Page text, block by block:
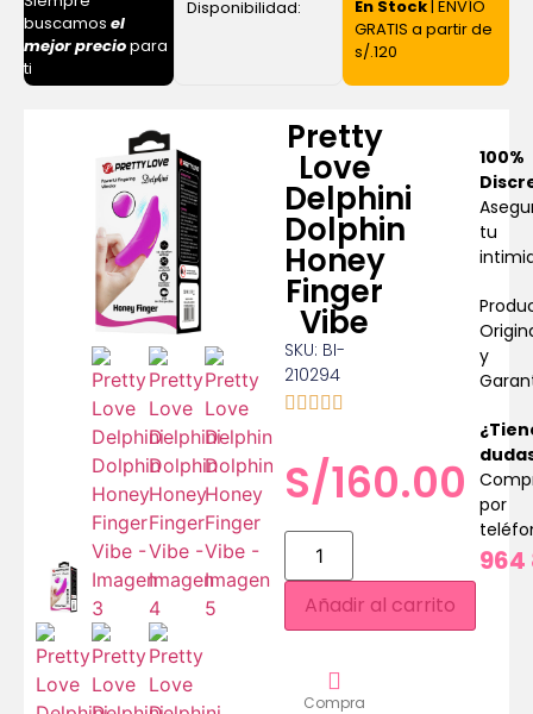
buscamos el
mejor preciopara
ti
Disponibilidad: En Stock| ENVÍO
GRATIS a partir de
s/.120
Pretty
Love
Delphini
Dolphin
Honey
Finger
Vibe
SKU: BI-
210294
S/160.00
Añadir al carrito
Compra
100%
tu
y
por
964